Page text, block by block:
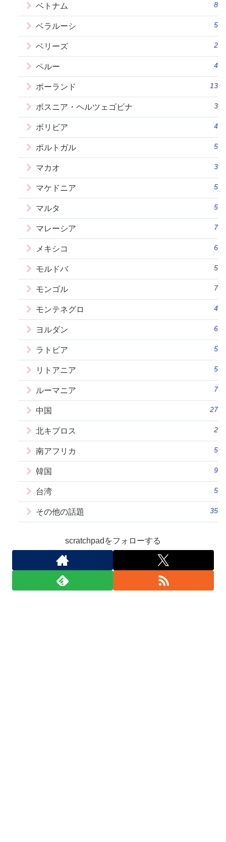
ベトナム 8
ベラルーシ 5
ベリーズ 2
ペルー 4
ポーランド 13
ボスニア・ヘルツェゴビナ 3
ボリビア 4
ポルトガル 5
マカオ 3
マケドニア 5
マルタ 5
マレーシア 7
メキシコ 6
モルドバ 5
モンゴル 7
モンテネグロ 4
ヨルダン 6
ラトビア 5
リトアニア 5
ルーマニア 7
中国 27
北キプロス 2
南アフリカ 5
韓国 9
台湾 5
その他の話題 35
scratchpadをフォローする